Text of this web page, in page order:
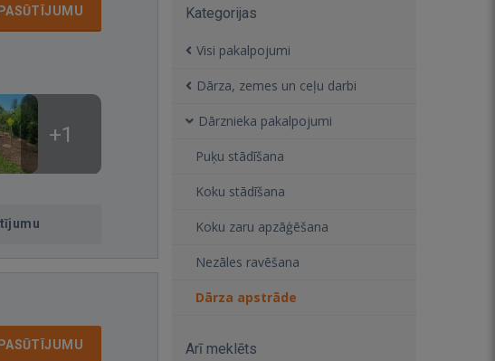
+1
Kategorijas
Visi pakalpojumi
Dārza, zemes un ceļu darbi
Dārznieka pakalpojumi
Puķu stādīšana
Koku stādīšana
Koku zaru apzāģēšana
Nezāles ravēšana
Dārza apstrāde
Arī meklēts